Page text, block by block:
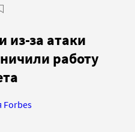
из-за атаки
работу
Forbes